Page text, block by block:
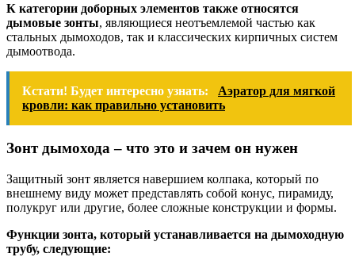
К категории доборных элементов также относятся
дымовые зонты, являющиеся неотъемлемой частью как
стальных дымоходов, так и классических кирпичных систем
дымоотвода.
Кстати! Будет интересно узнать:
Аэратор для мягкой
кровли: как правильно установить
Зонт дымохода – что это и зачем он нужен
Защитный зонт является навершием колпака, который по
внешнему виду может представлять собой конус, пирамиду,
полукруг или другие, более сложные конструкции и формы.
Функции зонта, который устанавливается на дымоходную
трубу, следующие: